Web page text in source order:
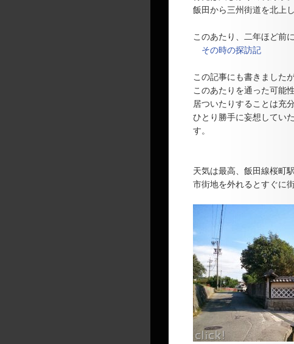
飯田から三州街道を北上し
このあたり、二年ほど前
その時の探訪記
この記事にも書きました
このあたりを通った可能
居ついたりすることは充
ひとり勝手に妄想してい
す。
天気は最高、飯田線桜町
市街地を外れるとすぐに